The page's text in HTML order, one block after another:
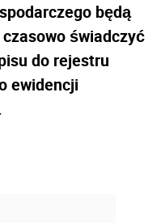
będą
świadczyć
do rejestru
ewidencji